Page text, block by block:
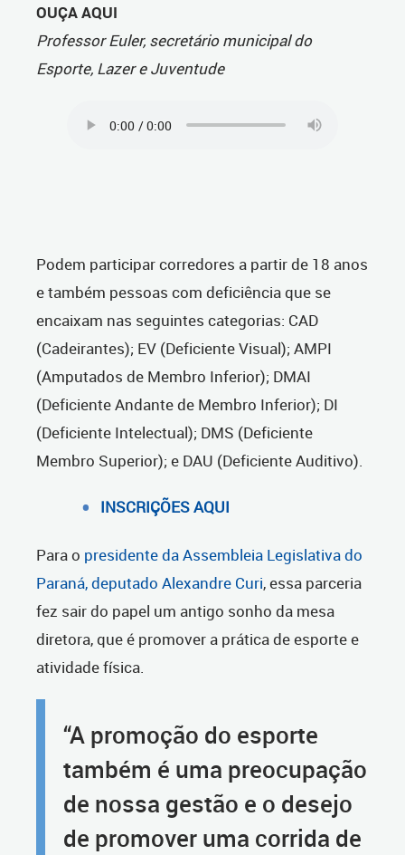
OUÇA AQUI
Professor Euler, secretário municipal do
Esporte, Lazer e Juventude
Podem participar corredores a partir de 18 anos
e também pessoas com deficiência que se
encaixam nas seguintes categorias: CAD
(Cadeirantes); EV (Deficiente Visual); AMPI
(Amputados de Membro Inferior); DMAI
(Deficiente Andante de Membro Inferior); DI
(Deficiente Intelectual); DMS (Deficiente
Membro Superior); e DAU (Deficiente Auditivo).
INSCRIÇÕES AQUI
Para o presidente da Assembleia Legislativa do
Paraná, deputado Alexandre Curi, essa parceria
fez sair do papel um antigo sonho da mesa
diretora, que é promover a prática de esporte e
atividade física.
“A promoção do esporte
também é uma preocupação
de nossa gestão e o desejo
de promover uma corrida de